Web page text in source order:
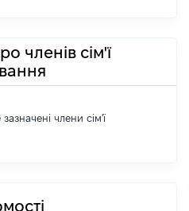
членів сім'ї
члени сім'ї